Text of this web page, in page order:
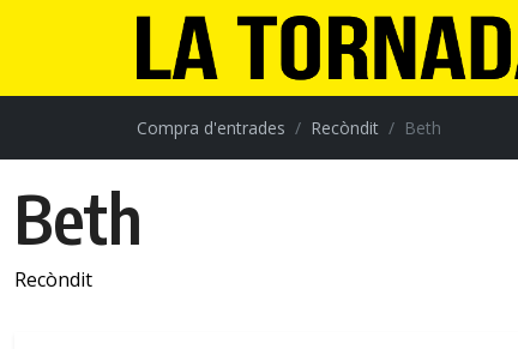
Compra d'entrades Recòndit Beth
Beth
Recòndit